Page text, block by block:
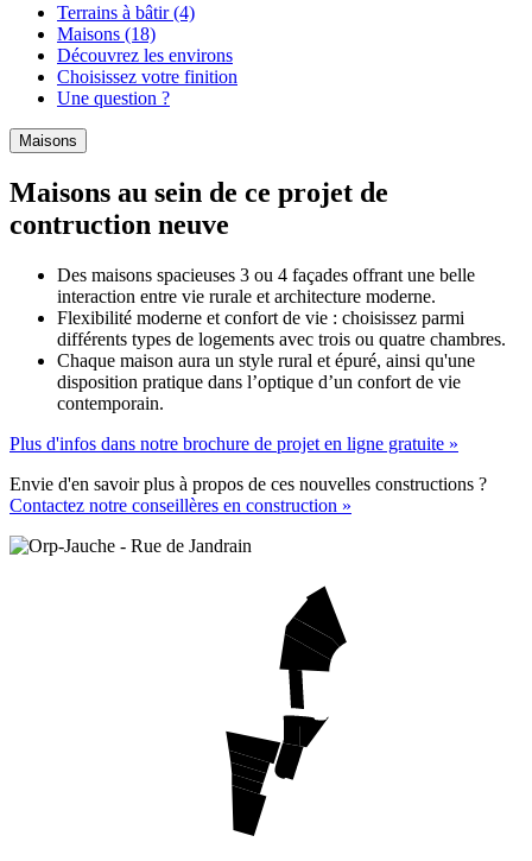
Terrains à bâtir (4)
Maisons (18)
Découvrez les environs
Choisissez votre finition
Une question ?
Maisons
Maisons au sein de ce projet de
contruction neuve
Des maisons spacieuses 3 ou 4 façades offrant une belle
interaction entre vie rurale et architecture moderne.
Flexibilité moderne et confort de vie : choisissez parmi
différents types de logements avec trois ou quatre chambres.
Chaque maison aura un style rural et épuré, ainsi qu'une
disposition pratique dans l’optique d’un confort de vie
contemporain.
Plus d'infos dans notre brochure de projet en ligne gratuite »
Envie d'en savoir plus à propos de ces nouvelles constructions ?
Contactez notre conseillères en construction »